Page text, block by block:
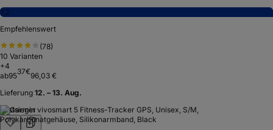
7,2
Empfehlenswert
(78)
10 Varianten
+4
ab9537€96,03 €
Lieferung 12. – 13. Aug.
Testsieger